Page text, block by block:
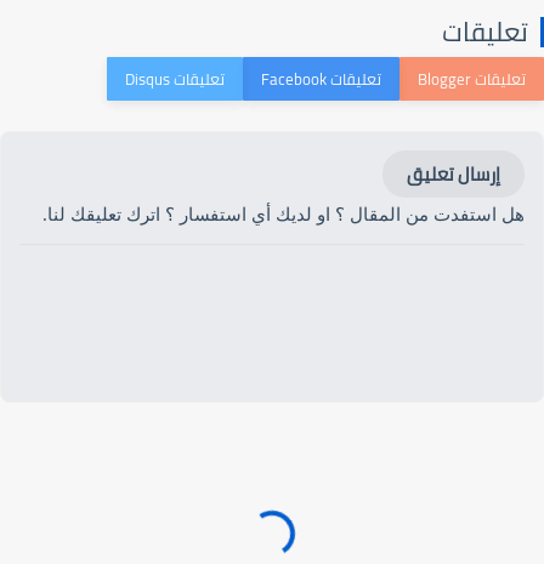
تعليقات
إرسال تعليق
هل استفدت من المقال ؟ او لديك أي استفسار ؟ اترك تعليقك لنا.